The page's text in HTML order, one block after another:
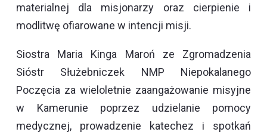
materialnej dla misjonarzy oraz cierpienie i
modlitwę ofiarowane w intencji misji.
Siostra Maria Kinga Maroń ze Zgromadzenia
Sióstr Służebniczek NMP Niepokalanego
Poczęcia za wieloletnie zaangażowanie misyjne
w Kamerunie poprzez udzielanie pomocy
medycznej, prowadzenie katechez i spotkań